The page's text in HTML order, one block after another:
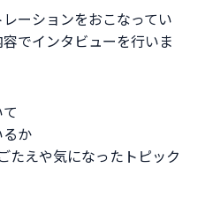
ーションをおこなってい
でインタビューを行いま
るか
たえや気になったトピック